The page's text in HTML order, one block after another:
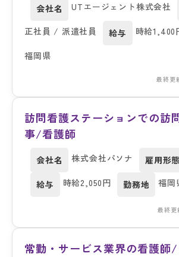
会社名 UTエージェント株式会社
正社員 / 派遣社員
給与 時給1,400
福岡県
最終更
訪問看護ステーションでの訪
事/看護師
会社名 株式会社パソナ 雇用形態
給与 時給2,050円 勤務地 福岡
最終更
常勤・サービス業界の看護師